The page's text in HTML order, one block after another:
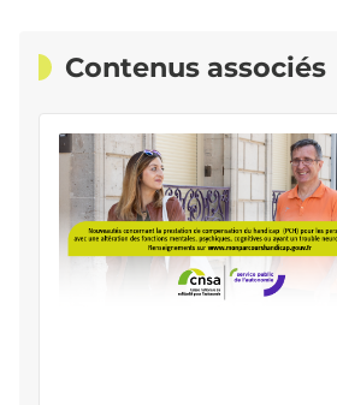
Contenus associés